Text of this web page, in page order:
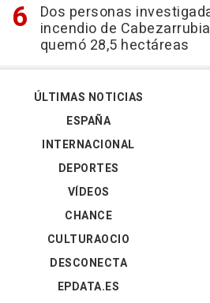
Dos personas
incendio de
quemó 28,5 hectáreas
ÚLTIMAS NOTICIAS
ESPAÑA
INTERNACIONAL
DEPORTES
VÍDEOS
CHANCE
CULTURAOCIO
DESCONECTA
EPDATA.ES